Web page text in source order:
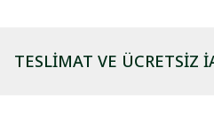
TESLIMAT VE ÜCRETSIZ